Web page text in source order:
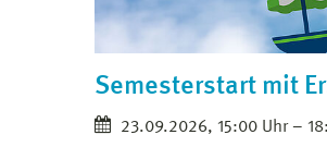
Semesterstart mit
23.09.2026, 15:00 Uhr –